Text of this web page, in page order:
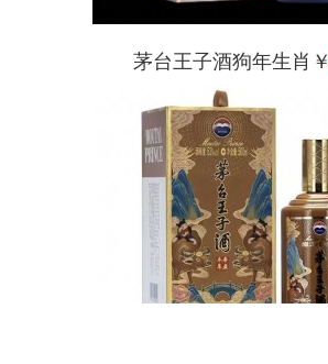
茅台王子酒狗年生肖￥